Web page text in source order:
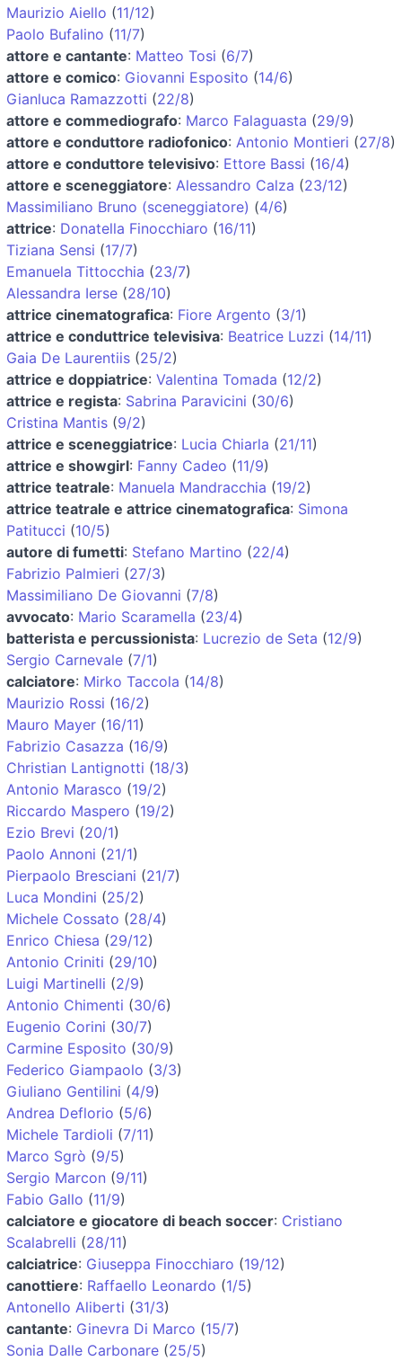
Maurizio Aiello (11/12)
Paolo Bufalino (11/7)
attore e cantante: Matteo Tosi (6/7)
attore e comico: Giovanni Esposito (14/6)
Gianluca Ramazzotti (22/8)
attore e commediografo: Marco Falaguasta (29/9)
attore e conduttore radiofonico: Antonio Montieri (27/8)
attore e conduttore televisivo: Ettore Bassi (16/4)
attore e sceneggiatore: Alessandro Calza (23/12)
Massimiliano Bruno (sceneggiatore) (4/6)
attrice: Donatella Finocchiaro (16/11)
Tiziana Sensi (17/7)
Emanuela Tittocchia (23/7)
Alessandra Ierse (28/10)
attrice cinematografica: Fiore Argento (3/1)
attrice e conduttrice televisiva: Beatrice Luzzi (14/11)
Gaia De Laurentiis (25/2)
attrice e doppiatrice: Valentina Tomada (12/2)
attrice e regista: Sabrina Paravicini (30/6)
Cristina Mantis (9/2)
attrice e sceneggiatrice: Lucia Chiarla (21/11)
attrice e showgirl: Fanny Cadeo (11/9)
attrice teatrale: Manuela Mandracchia (19/2)
attrice teatrale e attrice cinematografica: Simona
Patitucci (10/5)
autore di fumetti: Stefano Martino (22/4)
Fabrizio Palmieri (27/3)
Massimiliano De Giovanni (7/8)
avvocato: Mario Scaramella (23/4)
batterista e percussionista: Lucrezio de Seta (12/9)
Sergio Carnevale (7/1)
calciatore: Mirko Taccola (14/8)
Maurizio Rossi (16/2)
Mauro Mayer (16/11)
Fabrizio Casazza (16/9)
Christian Lantignotti (18/3)
Antonio Marasco (19/2)
Riccardo Maspero (19/2)
Ezio Brevi (20/1)
Paolo Annoni (21/1)
Pierpaolo Bresciani (21/7)
Luca Mondini (25/2)
Michele Cossato (28/4)
Enrico Chiesa (29/12)
Antonio Criniti (29/10)
Luigi Martinelli (2/9)
Antonio Chimenti (30/6)
Eugenio Corini (30/7)
Carmine Esposito (30/9)
Federico Giampaolo (3/3)
Giuliano Gentilini (4/9)
Andrea Deflorio (5/6)
Michele Tardioli (7/11)
Marco Sgrò (9/5)
Sergio Marcon (9/11)
Fabio Gallo (11/9)
calciatore e giocatore di beach soccer: Cristiano
Scalabrelli (28/11)
calciatrice: Giuseppa Finocchiaro (19/12)
canottiere: Raffaello Leonardo (1/5)
Antonello Aliberti (31/3)
cantante: Ginevra Di Marco (15/7)
Sonia Dalle Carbonare (25/5)